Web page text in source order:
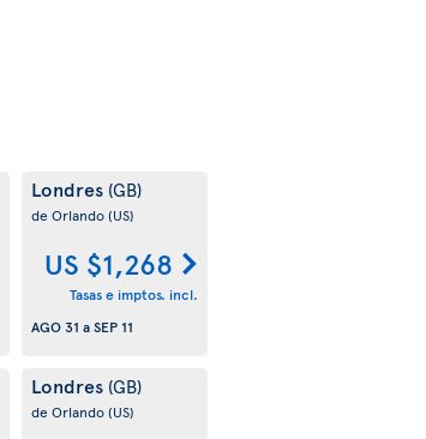
Londres (GB)
de Orlando(US)
US $1,268
Tasas e imptos. incl.
AGO 31 aSEP 11
Londres (GB)
de Orlando(US)